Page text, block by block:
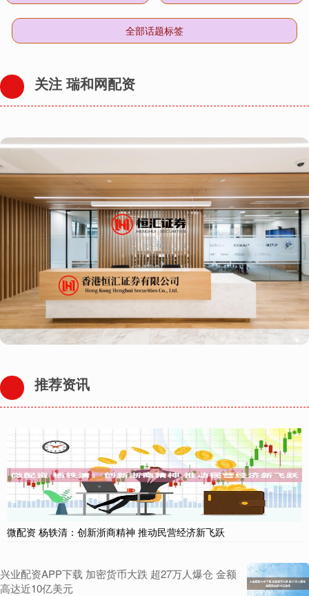
全部话题标签
关注 瑞和网配资
推荐资讯
微配资 杨轶清：创新浙商精神 推动民营经济新飞跃
兴业配资APP下载 加密货币大跌 超27万人爆仓 金额
高达近10亿美元